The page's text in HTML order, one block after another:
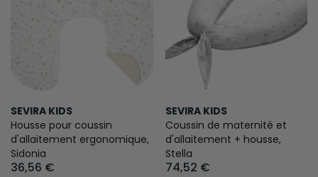
SEVIRA KIDS
Housse pour coussin
d'allaitement ergonomique,
Sidonia
36,56 €
SEVIRA KIDS
Coussin de maternité et
d'allaitement + housse,
Stella
74,52 €